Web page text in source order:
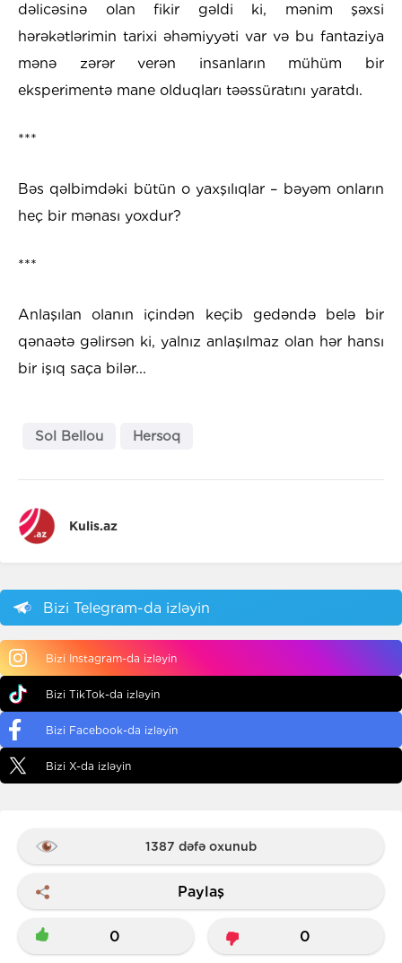
dəlicəsinə olan fikir gəldi ki, mənim şəxsi
hərəkətlərimin tarixi əhəmiyyəti var və bu fantaziya
mənə zərər verən insanların mühüm bir
eksperimentə mane olduqları təəssüratını yaratdı.
***
Bəs qəlbimdəki bütün o yaxşılıqlar – bəyəm onların
heç bir mənası yoxdur?
***
Anlaşılan olanın içindən keçib gedəndə belə bir
qənaətə gəlirsən ki, yalnız anlaşılmaz olan hər hansı
bir işıq saça bilər...
Sol Bellou Hersoq
Kulis.az
Bizi Telegram-da izləyin
Bizi Instagram-da izləyin
Bizi TikTok-da izləyin
Bizi Facebook-da izləyin
Bizi X-da izləyin
1387 dəfə oxunub
Paylaş
0 0